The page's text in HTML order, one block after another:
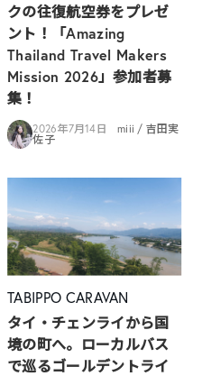
クの往復航空券をプレゼ
ント！「Amazing
Thailand Travel Makers
Mission 2026」参加者募
集！
2026年7月14日
miii / 吉田実
佐子
TABIPPO CARAVAN
タイ・チェンライから国
境の町へ。ローカルバス
で巡るゴールデントライ